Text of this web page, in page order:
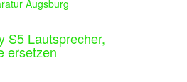
S5 Lautsprecher,
ersetzen